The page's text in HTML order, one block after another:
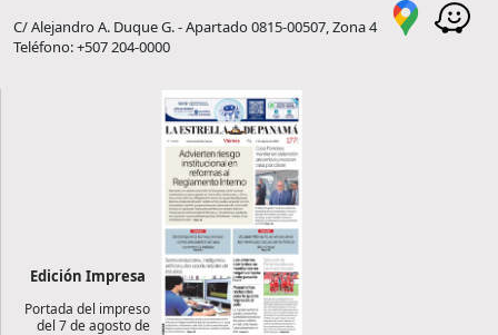
C/ Alejandro A. Duque G. - Apartado 0815-00507, Zona 4
Teléfono: +507 204-0000
Edición Impresa
Portada del impreso
del 7 de agosto de